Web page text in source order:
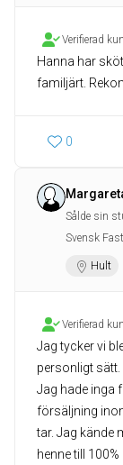
Verifierad
Hanna har
familjärt.
0
Sålde sin
Svensk
Hult
Verifierad
Jag tycker vi
personligt sätt.
Jag hade inga
försäljning
tar. Jag kände
henne till